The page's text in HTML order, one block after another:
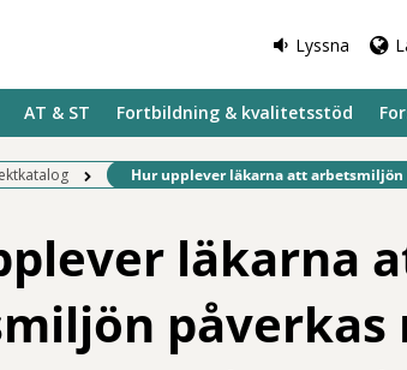
Lyssna
AT & ST Fortbildning & kvalitetsstöd
Befintlig sida:
Hur upplever läkarna att arbetsmiljön
läkarna
påverkas